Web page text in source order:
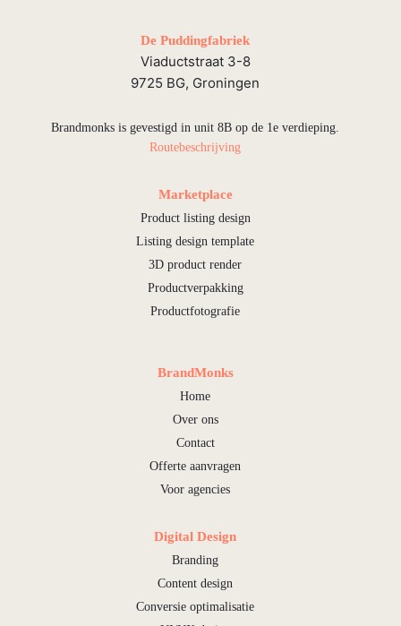
De Puddingfabriek
Viaductstraat 3-8
9725 BG, Groningen
Brandmonks is gevestigd in unit 8B op de 1e verdieping.
Routebeschrijving
Marketplace
Product listing design
Listing design template
3D product render
Productverpakking
Productfotografie
BrandMonks
Home
Over ons
Contact
Offerte aanvragen
Voor agencies
Digital Design
Branding
Content design
Conversie optimalisatie